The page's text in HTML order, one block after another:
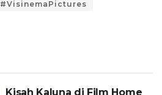
#VisinemaPictures
Kisah Kaluna di Film Home